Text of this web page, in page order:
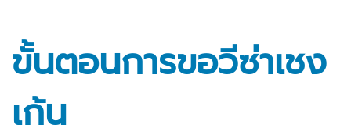
ขั้นตอนการขอวีซ่าเชง
เก้น